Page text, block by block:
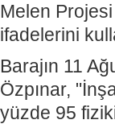
Melen
ifadelerini
Barajın 11
Özpınar,
yüzde 95